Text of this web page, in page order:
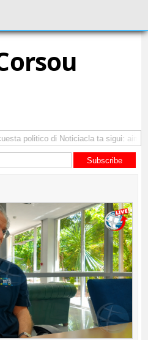
politico di Noticiacla ta sigui: ainda
Subscribe